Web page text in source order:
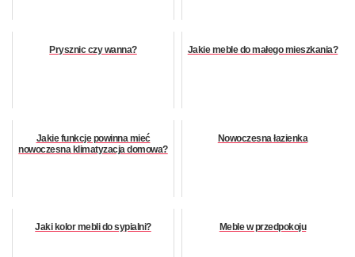
Prysznic czy wanna? Jakie meble do małego mieszkania?
Jakie funkcje powinna mieć
nowoczesna klimatyzacja domowa?
Nowoczesna łazienka
Jaki kolor mebli do sypialni? Meble w przedpokoju